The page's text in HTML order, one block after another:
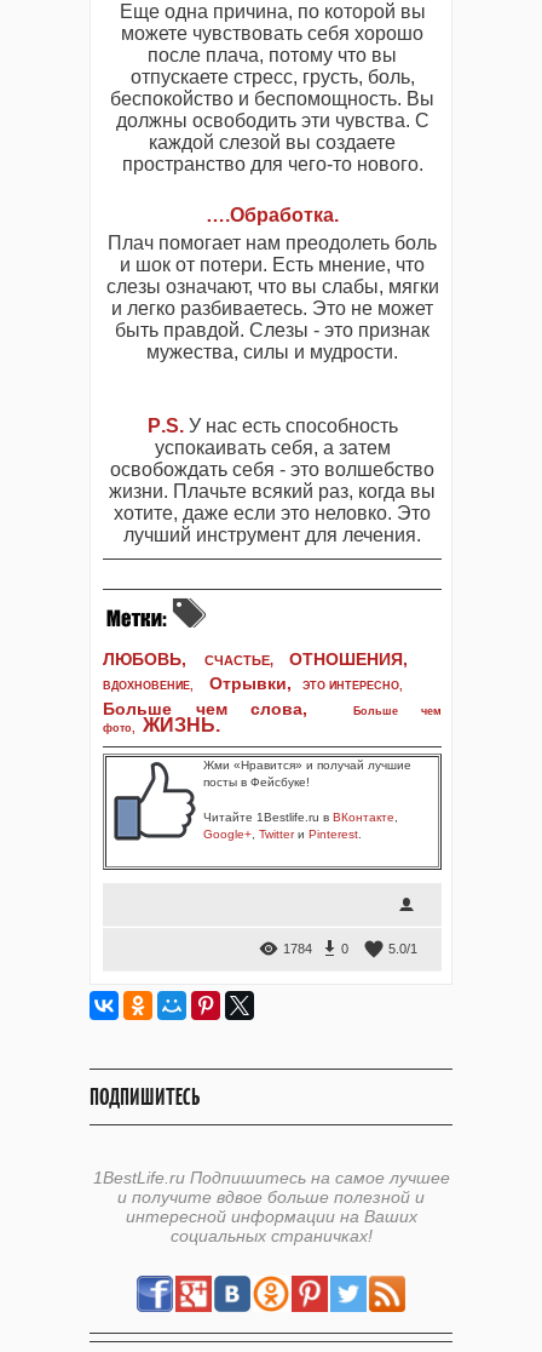
Еще одна причина, по которой вы
можете чувствовать себя хорошо
после плача, потому что вы
отпускаете стресс, грусть, боль,
беспокойство и беспомощность. Вы
должны освободить эти чувства. С
каждой слезой вы создаете
пространство для чего-то нового.
….Обработка.
Плач помогает нам преодолеть боль
и шок от потери. Есть мнение, что
слезы означают, что вы слабы, мягки
и легко разбиваетесь. Это не может
быть правдой. Слезы - это признак
мужества, силы и мудрости.
P.S. У нас есть способность
успокаивать себя, а затем
освобождать себя - это волшебство
жизни. Плачьте всякий раз, когда вы
хотите, даже если это неловко. Это
лучший инструмент для лечения.
ЛЮБОВЬ, СЧАСТЬЕ, ОТНОШЕНИЯ,
ВДОХНОВЕНИЕ, Отрывки, ЭТО ИНТЕРЕСНО,
Больше чем слова,
Больше чем
фото, ЖИЗНЬ.
Жми «Нравится» и получай лучшие
посты в Фейсбуке!
Читайте 1Bestlife.ru в ВКонтакте
Google+ Twitterи Pinterest
1784 0 5.0/1
ПОДПИШИТЕСЬ
1BestLife.ru Подпишитесь на самое лучшее
и получите вдвое больше полезной и
интересной информации на Ваших
социальных страничках!